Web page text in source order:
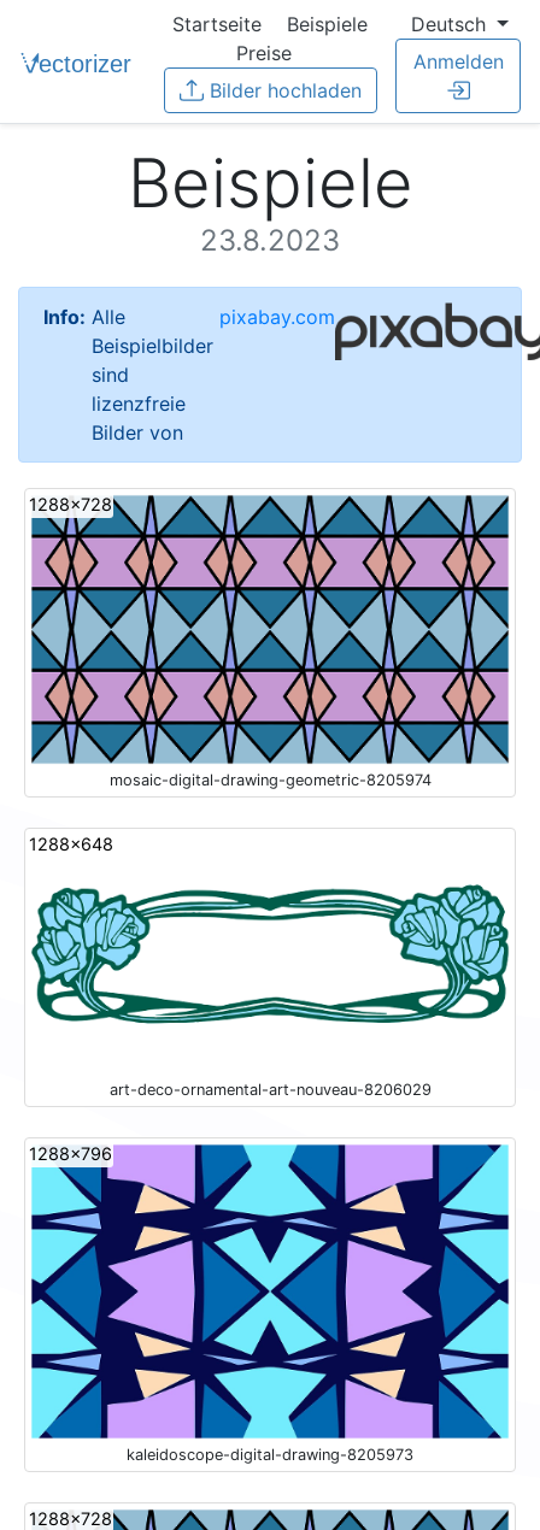
Startseite
Beispiele
Preise
Bilder hochladen
Deutsch
Anmelden
Beispiele
23.8.2023
Info: Alle
Beispielbilder
sind
lizenzfreie
Bilder von
pixabay.com
1288x728
mosaic-digital-drawing-geometric-8205974
1288x648
art-deco-ornamental-art-nouveau-8206029
1288x796
kaleidoscope-digital-drawing-8205973
1288x728